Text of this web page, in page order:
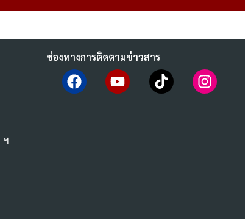
ฯ
ช่องทางการติดตามข่าวสาร